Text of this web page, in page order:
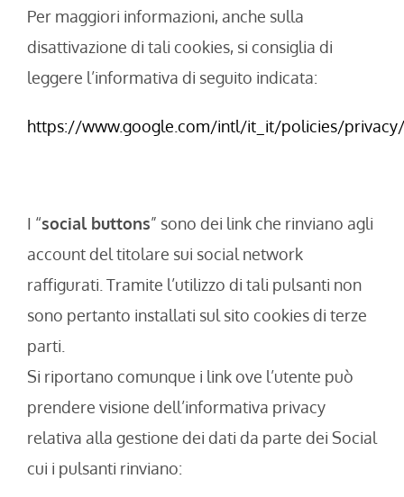
Per maggiori informazioni, anche sulla
disattivazione di tali cookies, si consiglia di
leggere l’informativa di seguito indicata:
https://www.google.com/intl/it_it/policies/privacy/
I “social buttons” sono dei link che rinviano agli
account del titolare sui social network
raffigurati. Tramite l’utilizzo di tali pulsanti non
sono pertanto installati sul sito cookies di terze
parti.
Si riportano comunque i link ove l’utente può
prendere visione dell’informativa privacy
relativa alla gestione dei dati da parte dei Social
cui i pulsanti rinviano: